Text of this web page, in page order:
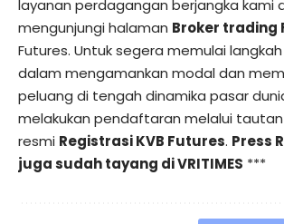
layanan perdagangan berjangka kami
mengunjungi halaman Broker trading
Futures. Untuk segera memulai
dalam mengamankan modal dan
peluang di tengah dinamika pasar
melakukan pendaftaran melalui tautan
resmi Registrasi KVB Futures. Press
juga sudah tayang diVRITIMES ***